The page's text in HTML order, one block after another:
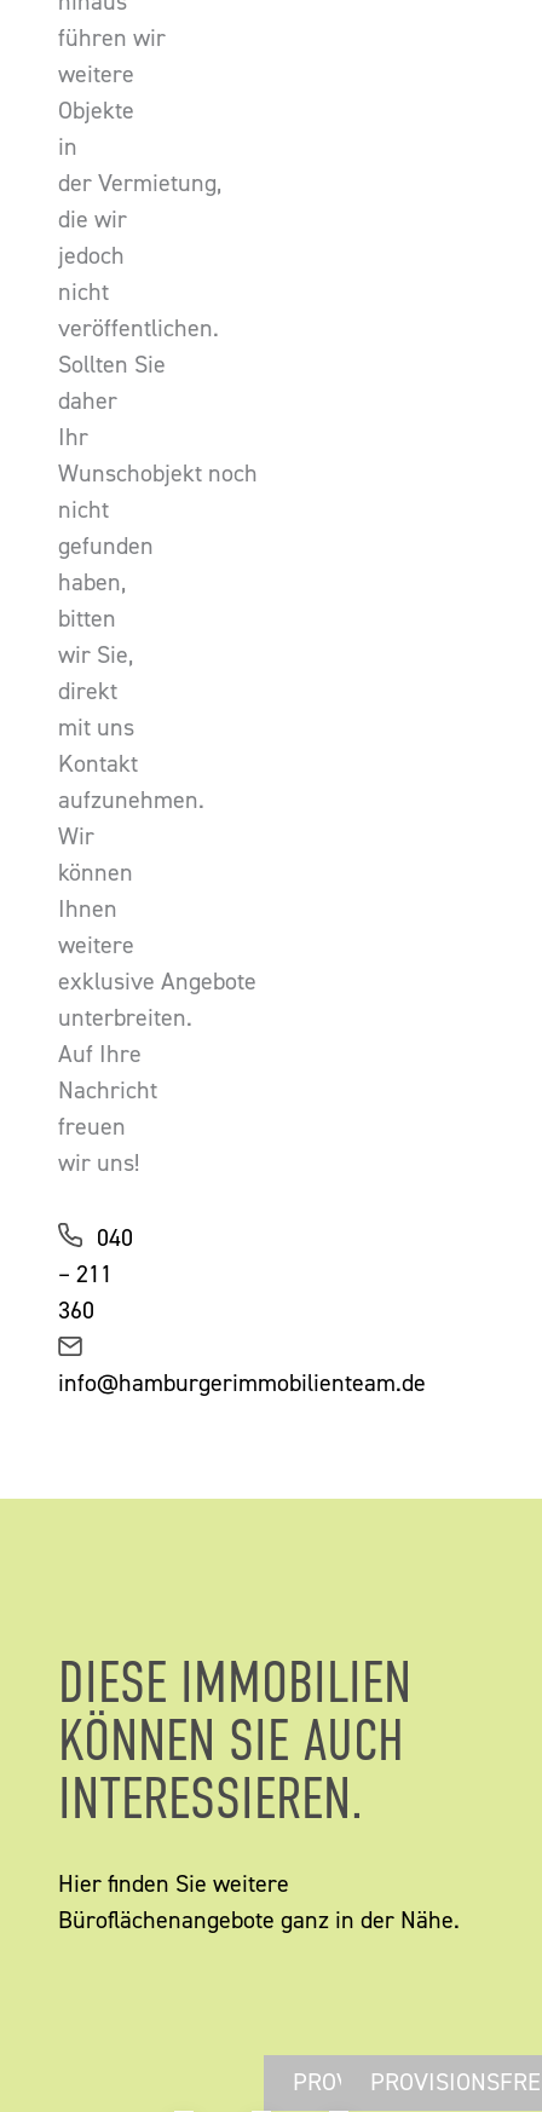
führen wir
weitere
Objekte
in
der Vermietung,
die wir
jedoch
nicht
veröffentlichen.
Sollten Sie
daher
Ihr
Wunschobjekt noch
nicht
gefunden
haben,
bitten
wir Sie,
direkt
mit uns
Kontakt
aufzunehmen.
Wir
können
Ihnen
weitere
exklusive Angebote
unterbreiten.
Auf Ihre
Nachricht
freuen
wir uns!
040
– 211
360
info@hamburgerimmobilienteam.de
DIESE IMMOBILIEN
KÖNNEN SIE AUCH
INTERESSIEREN.
Hier finden Sie weitere
Büroflächenangebote ganz in der Nähe.
PROVISIONSFREI